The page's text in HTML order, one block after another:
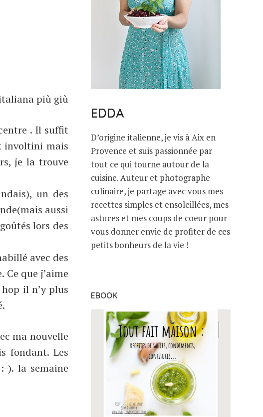
più giù
. Il suffit
involtini mais
je la trouve
un des
aussi
lors des
avec des
que j’aime
il n’y plus
ma nouvelle
fondant. Les
). la semaine
EDDA
D’origine italienne, je vis à Aix en
Provence et suis passionnée par
tout ce qui tourne autour de la
cuisine. Auteur et photographe
culinaire, je partage avec vous mes
recettes simples et ensoleillées, mes
astuces et mes coups de coeur pour
vous donner envie de profiter de ces
petits bonheurs de la vie !
EBOOK